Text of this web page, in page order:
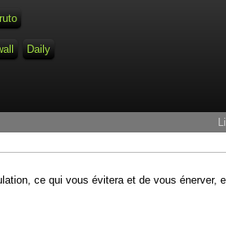
Daily
ce qui vous évitera et de vous énerver,